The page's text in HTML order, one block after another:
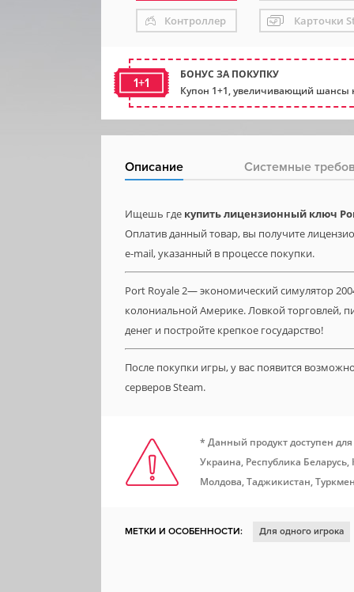
Контроллер Карточки
1+1
БОНУС ЗА ПОКУПКУ
Купон 1+1, увеличивающий шансы
Описание Системные
Ищешь где купить лицензионный ключ
Оплатив данный товар, вы получите
e-mail, указанный в процессе покупки.
Port Royale 2— экономический симулятор
колониальной Америке. Ловкой торговлей,
денег и постройте крепкое государство!
После покупки игры, у вас появится
серверов Steam.
* Данный продукт доступен
Украина, Республика
Молдова, Таджикистан,
МЕТКИ И ОСОБЕННОСТИ: Для одного игрока